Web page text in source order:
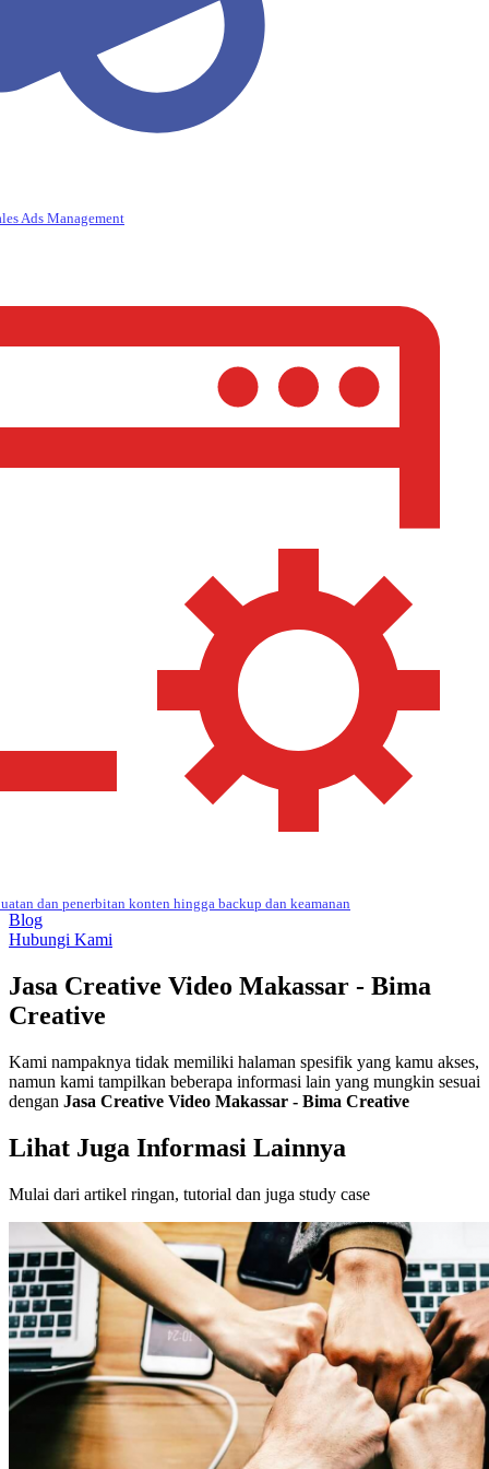
Ads Management
dan penerbitan konten hingga backup dan keamanan
Blog
Hubungi Kami
Jasa Creative Video Makassar - Bima
Creative
Kami nampaknya tidak memiliki halaman spesifik yang kamu akses,
namun kami tampilkan beberapa informasi lain yang mungkin sesuai
dengan Jasa Creative Video Makassar - Bima Creative
Lihat Juga Informasi Lainnya
Mulai dari artikel ringan, tutorial dan juga study case